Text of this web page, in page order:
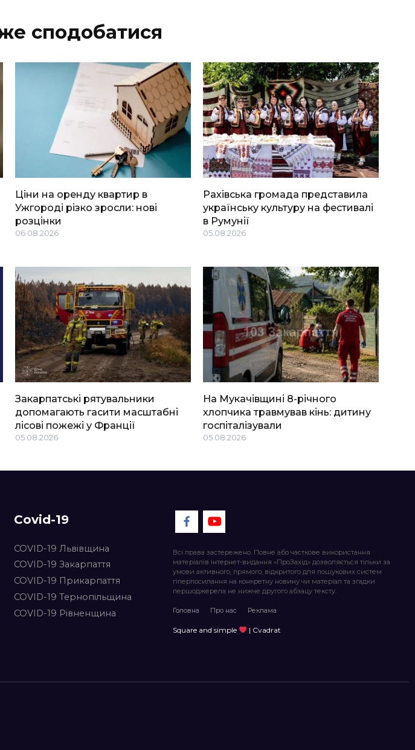
сподобатися
Ціни на оренду квартир в
Ужгороді різко зросли: нові
розцінки
06.08.2026
Рахівська громада представила
українську культуру на фестивалі
в Румунії
05.08.2026
Закарпатські рятувальники
допомагають гасити масштабні
лісові пожежі у Франції
05.08.2026
На Мукачівщині 8-річного
хлопчика травмував кінь: дитину
госпіталізували
05.08.2026
Covid-19
COVID-19 Львівщина
COVID-19 Закарпаття
COVID-19 Прикарпаття
COVID-19 Тернопільщина
COVID-19 Рівненщина
Всі права застережено. Повне або часткове використання
матеріалів інтернет-видання «ПроЗахід» дозволяється тільки за
умови активного, прямого, відкритого для пошукових систем
гіперпосилання на конкретну новину чи матеріал та згадки
першоджерела не нижче другого абзацу тексту.
Головна Про нас Реклама
Square and simple | Cvadrat